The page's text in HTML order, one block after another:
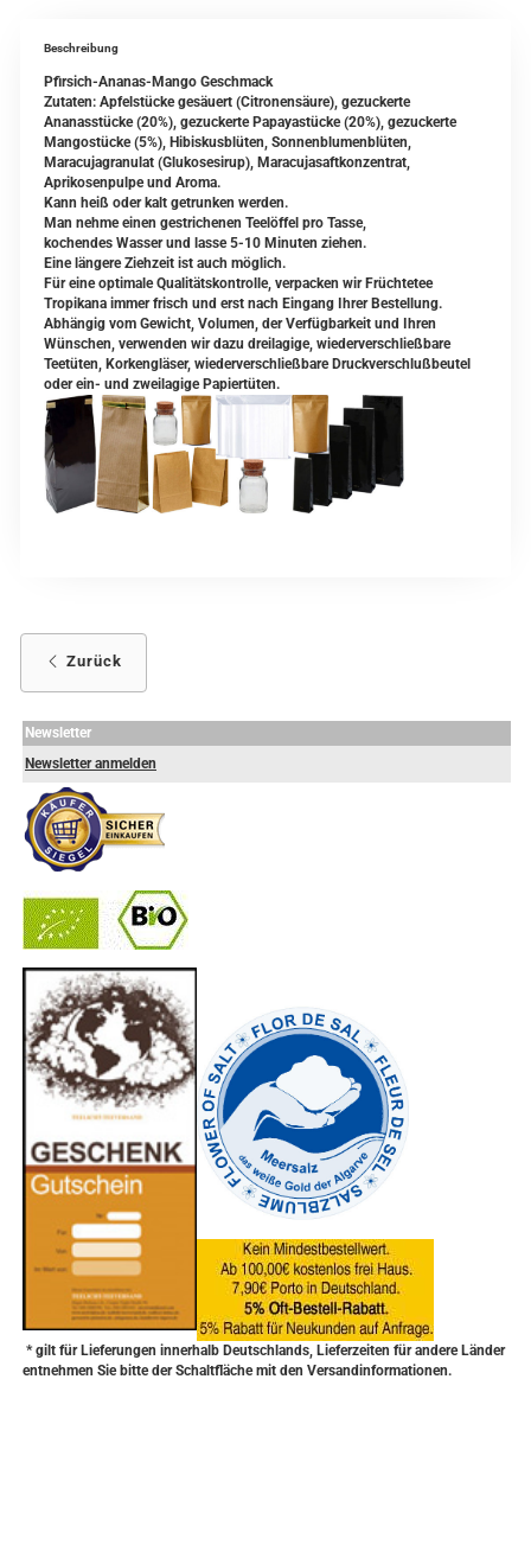
Beschreibung
Pfirsich-Ananas-Mango Geschmack
Zutaten: Apfelstücke gesäuert (Citronensäure), gezuckerte
Ananasstücke (20%), gezuckerte Papayastücke (20%), gezuckerte
Mangostücke (5%), Hibiskusblüten, Sonnenblumenblüten,
Maracujagranulat (Glukosesirup), Maracujasaftkonzentrat,
Aprikosenpulpe und Aroma.
Kann heiß oder kalt getrunken werden.
Man nehme einen gestrichenen Teelöffel pro Tasse,
kochendes Wasser und lasse 5-10 Minuten ziehen.
Eine längere Ziehzeit ist auch möglich.
Für eine optimale Qualitätskontrolle, verpacken wir Früchtetee
Tropikana immer frisch und erst nach Eingang Ihrer Bestellung.
Abhängig vom Gewicht, Volumen, der Verfügbarkeit und Ihren
Wünschen, verwenden wir dazu dreilagige, wiederverschließbare
Teetüten, Korkengläser, wiederverschließbare Druckverschlußbeutel
oder ein- und zweilagige Papiertüten.
Zurück
Newsletter
Newsletter anmelden
* gilt für Lieferungen innerhalb Deutschlands, Lieferzeiten für andere Länder
entnehmen Sie bitte der Schaltfläche mit den Versandinformationen.